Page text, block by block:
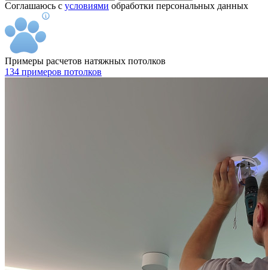
Соглашаюсь с условиями обработки персональных данных
Примеры расчетов натяжных потолков
134 примеров потолков